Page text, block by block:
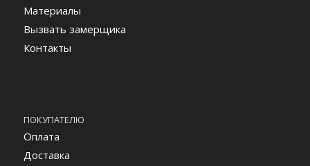
Материалы
Вызвать замерщика
Контакты
ПОКУПАТЕЛЮ
Оплата
Доставка